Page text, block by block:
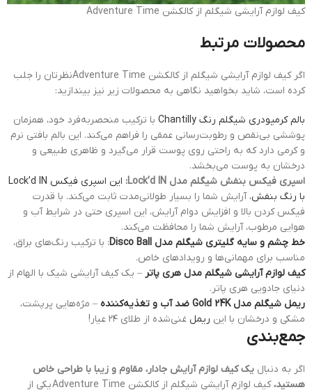
کیف لوازم آرایشی شیگلم از کالکشن Adventure Time
محصولات مرتبط
اگر کیف لوازم آرایشی شیگلم از کالکشن Adventure Timeنظرتان را جلب
کرده است، شاید بخواهید نگاهی به محصولات زیر نیز بیندازید:
بالم کرمپودری شیگلم رنگ Chantilly
با ترکیب منحصربه‌فرد خود، همزمان
پوششی بی‌نقص و رطوبت‌رسانی عمقی را فراهم می‌کند. این بالم بافتی نرم
و کرمی دارد که به راحتی روی پوست قرار می‌گیرد و ظاهری طبیعی و
درخشان به پوست می‌بخشد.
اسپری فیکس بنفش شیگلم مدل Lock’d IN:
این اسپری فیکس Lock’d IN
با رنگ بنفش، آرایش شما را بسیار طولانی‌مدت ثابت می‌کند. با قدرت
فیکس کردن بالا و افزایش دوام آرایش، این اسپری حتی در شرایط آب و
هوایی مرطوب، آرایش شما را محافظت می‌کند.
خط چشم و سایه گلیتری شیگلم مدل Disco Ball
: با ترکیب رنگ‌های براق،
مناسب برای مهمانی‌ها و رویدادهای خاص.
کیف لوازم آرایشی شیگلم مدل هری پاتر – یک کیف آرایشی شیک با الهام از
دنیای جادویی هری پاتر.
ریمل شیگلم مدل Gold 24K ضد آب و تغذیه‌کننده
– مژه‌هایی پرپشت،
مشکی و درخشان با این ریمل غنی‌شده از طلای ۲۴ عیار!
جمع‌بندی
اگر به دنبال یک کیف لوازم آرایش جادار، مقاوم و زیبا با طراحی خاص
هستید،
کیف لوازم آرایشی شیگلم از کالکشن Adventure Time یکی از